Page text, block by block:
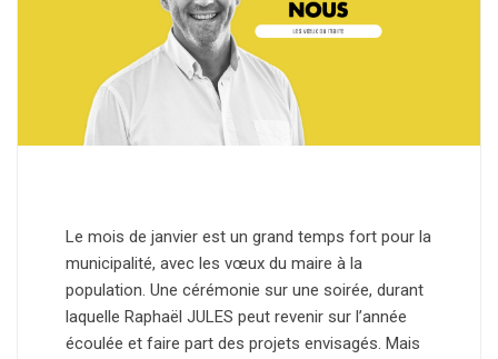
Le mois de janvier est un grand temps fort pour la
municipalité, avec les vœux du maire à la
population. Une cérémonie sur une soirée, durant
laquelle Raphaël JULES peut revenir sur l’année
écoulée et faire part des projets envisagés. Mais